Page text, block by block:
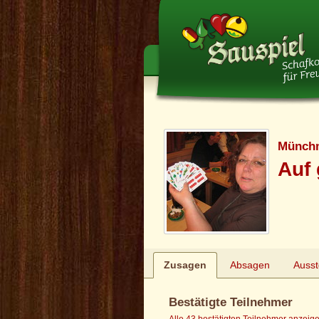
Auf
Zusagen Absagen
Bestätigte Teilnehmer